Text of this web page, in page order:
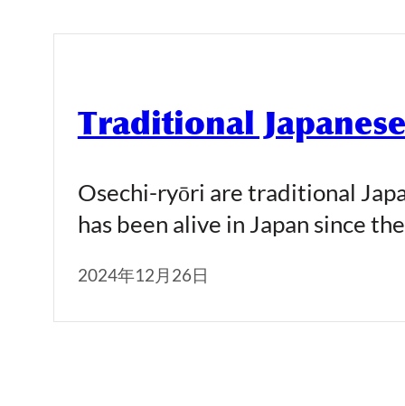
Traditional
Osechi-ryōri are traditional
has been alive in Japan since
2024年12月26日